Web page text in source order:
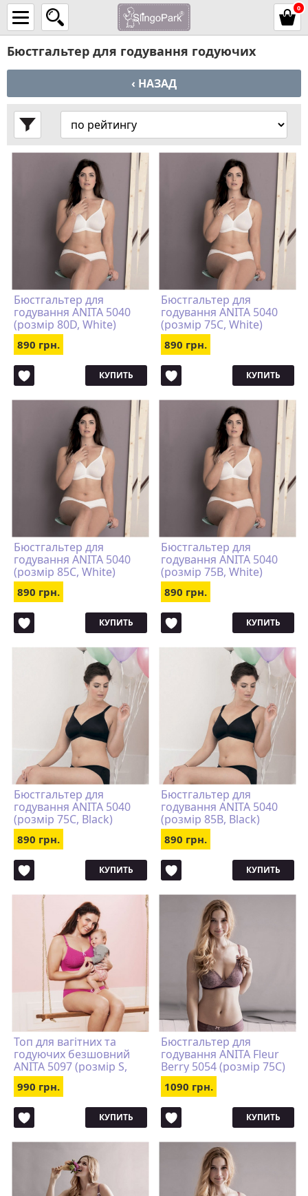
0
Бюстгальтер для годування годуючих
‹ НАЗАД
Бюстгальтер для
годування ANITA 5040
(розмір 80D, White)
890 грн.
КУПИТЬ
Бюстгальтер для
годування ANITA 5040
(розмір 75C, White)
890 грн.
КУПИТЬ
Бюстгальтер для
годування ANITA 5040
(розмір 85C, White)
890 грн.
КУПИТЬ
Бюстгальтер для
годування ANITA 5040
(розмір 75B, White)
890 грн.
КУПИТЬ
Бюстгальтер для
годування ANITA 5040
(розмір 75C, Black)
890 грн.
КУПИТЬ
Бюстгальтер для
годування ANITA 5040
(розмір 85B, Black)
890 грн.
КУПИТЬ
Топ для вагітних та
годуючих безшовний
ANITA 5097 (розмір S,
Hot Pink)
990 грн.
КУПИТЬ
Бюстгальтер для
годування ANITA Fleur
Berry 5054 (розмір 75C)
1090 грн.
КУПИТЬ